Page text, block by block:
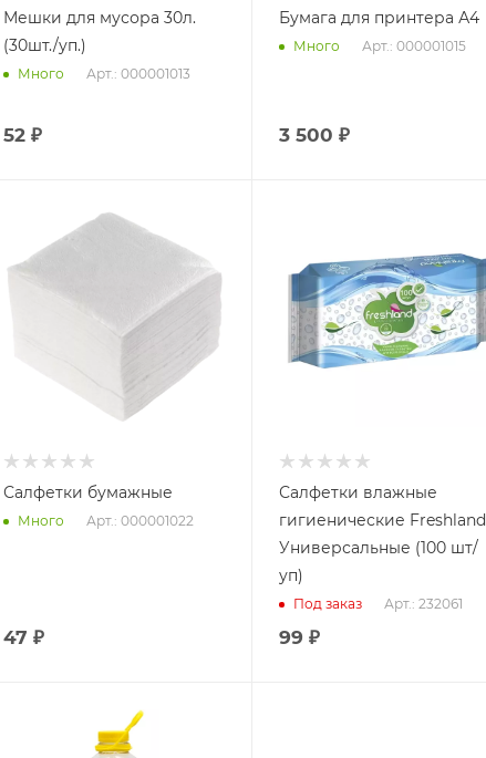
Мешки для мусора 30л.
(30шт./уп.)
Много Арт.: 000001013
52 ₽
Бумага для принтера А4
Много Арт.: 000001015
3 500 ₽
Салфетки бумажные
Много Арт.: 000001022
47 ₽
Салфетки влажные
гигиенические Freshland
Универсальные (100 шт/
уп)
Под заказ Арт.: 232061
99 ₽